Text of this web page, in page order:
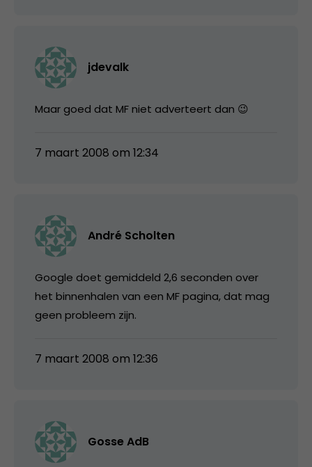
jdevalk
Maar goed dat MF niet adverteert dan 😉
7 maart 2008 om 12:34
André Scholten
Google doet gemiddeld 2,6 seconden over
het binnenhalen van een MF pagina, dat mag
geen probleem zijn.
7 maart 2008 om 12:36
Gosse AdB